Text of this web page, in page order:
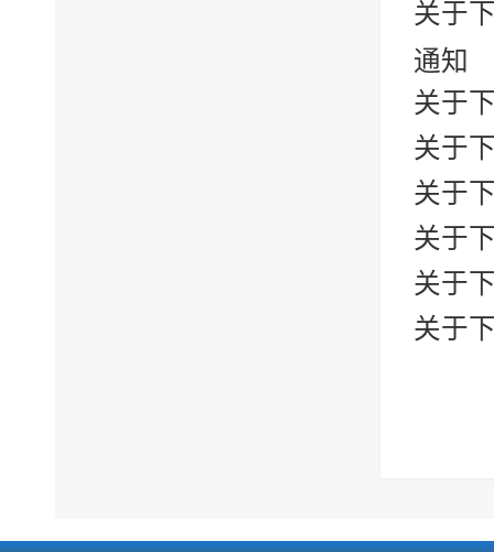
关于
通知
关于
关于
关于
关于
关于
关于